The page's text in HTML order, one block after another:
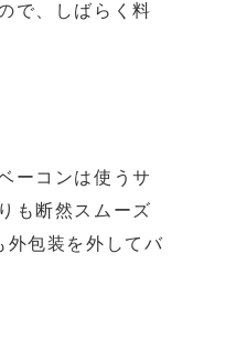
で、しばらく料
ーコンは使うサ
も断然スムーズ
外包装を外してバ